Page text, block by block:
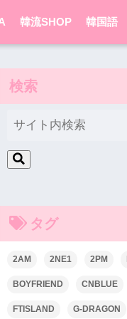
韓流SHOP 韓国語
検索
タグ
2AM 2NE1 2PM
BOYFRIEND CNBLUE
FTISLAND G-DRAGON